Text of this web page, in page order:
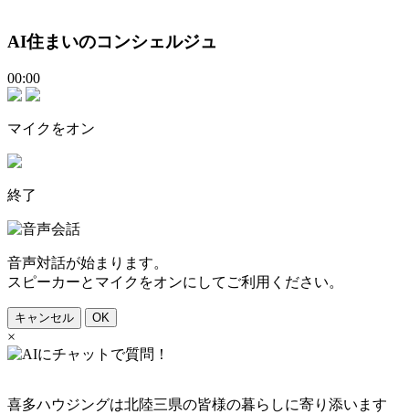
AI住まいのコンシェルジュ
00:00
マイクをオン
終了
音声対話が始まります。
スピーカーとマイクをオンにしてご利用ください。
キャンセル OK
×
喜多ハウジングは北陸三県の皆様の暮らしに寄り添います